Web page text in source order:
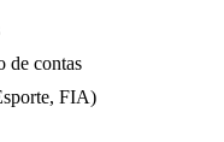
de contas
FIA)